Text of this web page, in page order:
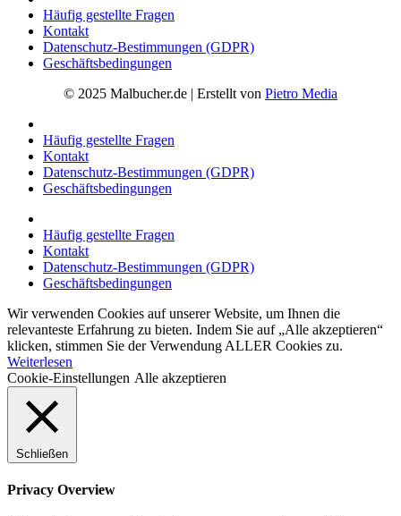
Häufig gestellte Fragen
Kontakt
Datenschutz-Bestimmungen (GDPR)
Geschäftsbedingungen
© 2025 Malbucher.de | Erstellt von Pietro Media
Häufig gestellte Fragen
Kontakt
Datenschutz-Bestimmungen (GDPR)
Geschäftsbedingungen
Häufig gestellte Fragen
Kontakt
Datenschutz-Bestimmungen (GDPR)
Geschäftsbedingungen
Wir verwenden Cookies auf unserer Website, um Ihnen die
relevanteste Erfahrung zu bieten. Indem Sie auf „Alle akzeptieren“
klicken, stimmen Sie der Verwendung ALLER Cookies zu.
Weiterlesen
Cookie-Einstellungen Alle akzeptieren
Schließen
Privacy Overview